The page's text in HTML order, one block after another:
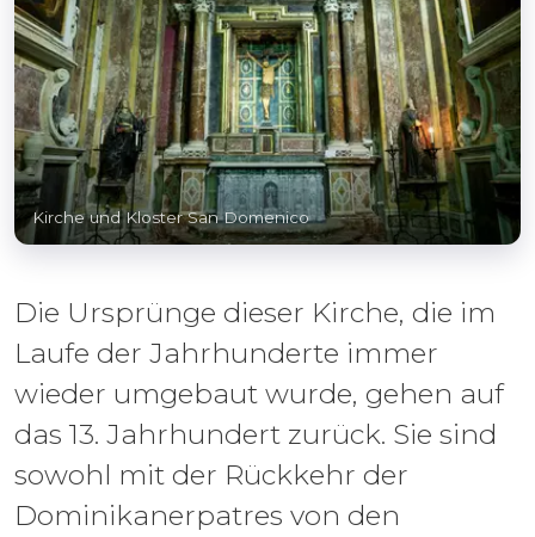
Kirche und Kloster San Domenico
Die Ursprünge dieser Kirche, die im
Laufe der Jahrhunderte immer
wieder umgebaut wurde, gehen auf
das 13. Jahrhundert zurück. Sie sind
sowohl mit der Rückkehr der
Dominikanerpatres von den